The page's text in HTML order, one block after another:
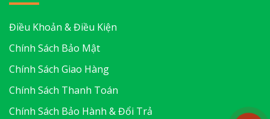
Điều Khoản & Điều Kiện
Chính Sách Bảo Mật
Chính Sách Giao Hàng
Chính Sách Thanh Toán
Chính Sách Bảo Hành & Đổi Trả